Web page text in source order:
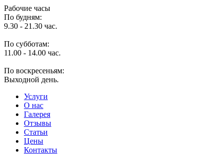
Рабочие часы
По будням:
9.30 - 21.30 час.
По субботам:
11.00 - 14.00 час.
По воскресеньям:
Выходной день.
Услуги
O нас
Галерея
Отзывы
Статьи
Цены
Контакты